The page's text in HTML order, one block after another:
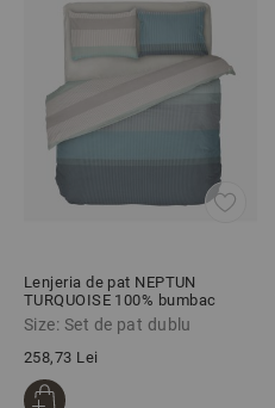
Lenjeria de pat NEPTUN
TURQUOISE 100% bumbac
ranforce 4 piese
Size: Set de pat dublu
258,73 Lei